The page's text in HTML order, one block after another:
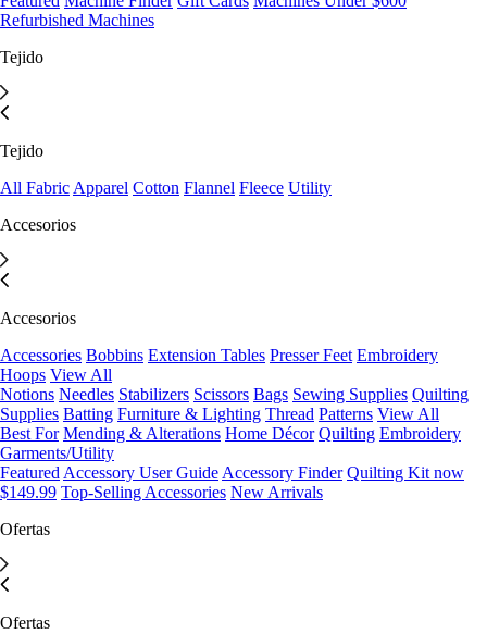
Refurbished Machines
Tejido
Tejido
All Fabric Apparel Cotton Flannel Fleece Utility
Accesorios
Accesorios
Accessories Bobbins Extension Tables Presser Feet Embroidery
Hoops View All
Notions Needles Stabilizers Scissors Bags Sewing Supplies Quilting
Supplies Batting Furniture & Lighting Thread Patterns View All
Best For Mending & Alterations Home Décor Quilting Embroidery
Garments/Utility
Featured Accessory User Guide Accessory Finder Quilting Kit now
$149.99 Top-Selling Accessories New Arrivals
Ofertas
Ofertas